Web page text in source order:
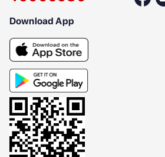
Download App